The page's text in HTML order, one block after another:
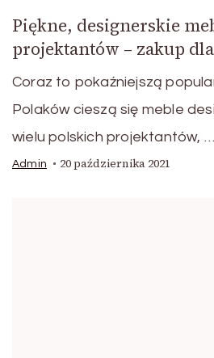
Piękne, designerskie
projektantów – zakup
Coraz to pokaźniejszą
Polaków cieszą się meble
wielu polskich projektantów, …
Admin 20 października 2021